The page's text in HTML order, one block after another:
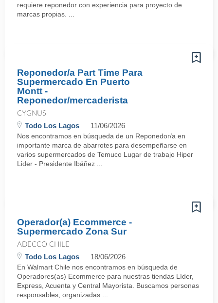
requiere reponedor con experiencia para proyecto de
marcas propias. ...
Reponedor/a Part Time Para
Supermercado En Puerto
Montt -
Reponedor/mercaderista
CYGNUS
Todo Los Lagos 11/06/2026
Nos encontramos en búsqueda de un Reponedor/a en
importante marca de abarrotes para desempeñarse en
varios supermercados de Temuco Lugar de trabajo Hiper
Lider - Presidente Ibáñez ...
Operador(a) Ecommerce -
Supermercado Zona Sur
ADECCO CHILE
Todo Los Lagos 18/06/2026
En Walmart Chile nos encontramos en búsqueda de
Operadores(as) Ecommerce para nuestras tiendas Líder,
Express, Acuenta y Central Mayorista. Buscamos personas
responsables, organizadas ...